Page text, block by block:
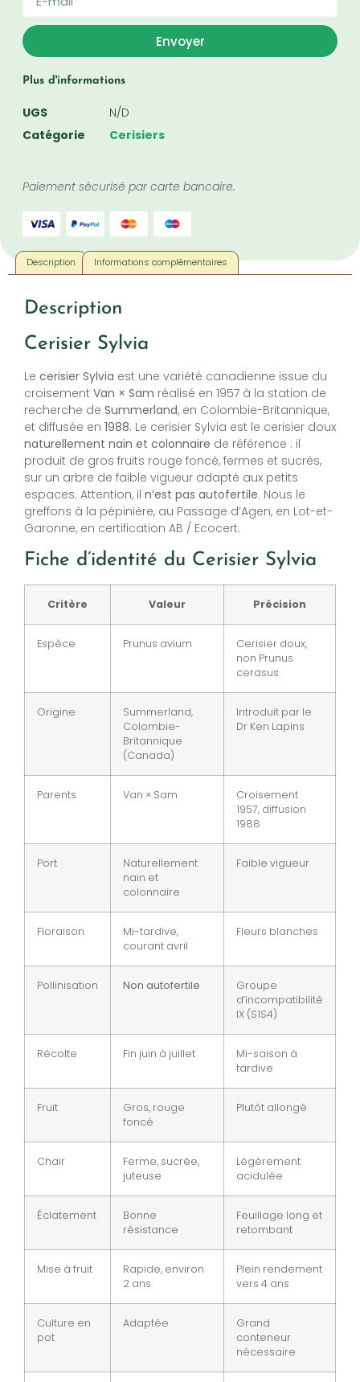
Envoyer
Plus d'informations
UGS
N/D
Catégorie
Cerisiers
Paiement sécurisé par carte bancaire.
Description Informations complémentaires
Description
Cerisier Sylvia
Le cerisier Sylvia est une variété canadienne issue du
croisement Van × Sam réalisé en 1957 à la station de
recherche de Summerland, en Colombie-Britannique,
et diffusée en 1988. Le cerisier Sylvia est le cerisier doux
naturellement nain et colonnaire de référence : il
produit de gros fruits rouge foncé, fermes et sucrés,
sur un arbre de faible vigueur adapté aux petits
espaces. Attention, il n’est pas autofertile. Nous le
greffons à la pépinière, au Passage d’Agen, en Lot-et-
Garonne, en certification AB / Ecocert.
Fiche d’identité du Cerisier Sylvia
Critère Valeur Précision
Espèce Prunus avium
Cerisier doux,
non Prunus
cerasus
Origine
Summerland,
Colombie-
Britannique
(Canada)
Introduit par le
Dr Ken Lapins
Parents Van × Sam
Croisement
1957, diffusion
1988
Port
Naturellement
nain et
colonnaire
Faible vigueur
Floraison
Mi-tardive,
courant avril
Fleurs blanches
Pollinisation Non autofertile
Groupe
d’incompatibilité
IX (S1S4)
Récolte Fin juin à juillet
Mi-saison à
tardive
Fruit
Gros, rouge
foncé
Plutôt allongé
Chair
Ferme, sucrée,
juteuse
Légèrement
acidulée
Éclatement
Bonne
résistance
Feuillage long et
retombant
Mise à fruit
Rapide, environ
2 ans
Plein rendement
vers 4 ans
Culture en
pot
Adaptée
Grand
conteneur
nécessaire